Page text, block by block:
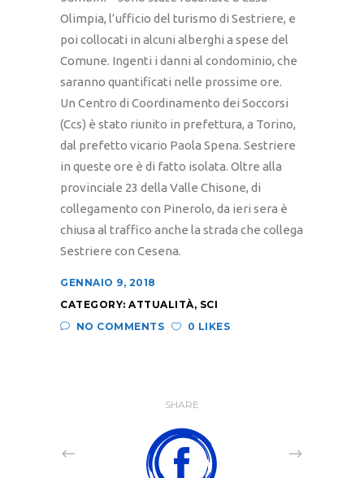
Olimpia, l’ufficio del turismo di Sestriere, e
poi collocati in alcuni alberghi a spese del
Comune. Ingenti i danni al condominio, che
saranno quantificati nelle prossime ore.
Un Centro di Coordinamento dei Soccorsi
(Ccs) è stato riunito in prefettura, a Torino,
dal prefetto vicario Paola Spena. Sestriere
in queste ore è di fatto isolata. Oltre alla
provinciale 23 della Valle Chisone, di
collegamento con Pinerolo, da ieri sera è
chiusa al traffico anche la strada che collega
Sestriere con Cesena.
GENNAIO 9, 2018
CATEGORY: ATTUALITÀ, SCI
NO COMMENTS
0 LIKES
SHARE